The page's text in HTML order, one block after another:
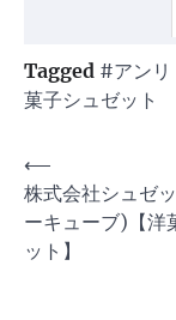
Tagged #アンリ
菓子シュゼット
投
稿
ナ
⟵
株式会社シュゼ
ーキューブ)【洋
ット】